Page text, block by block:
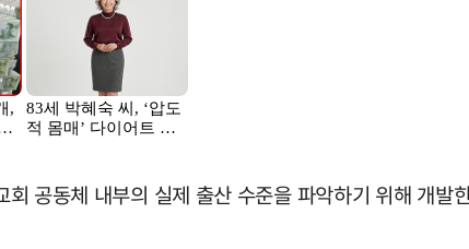
공동체 내부의 실제 출산 수준을 파악하기 위해 개발